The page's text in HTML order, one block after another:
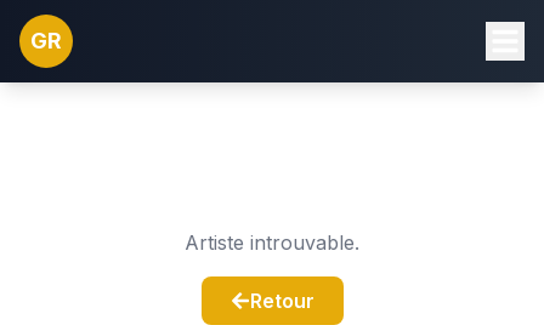
GR
Artiste introuvable.
Retour